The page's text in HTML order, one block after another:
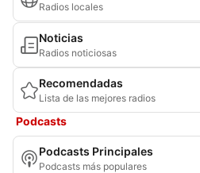
Radios locales
Noticias
Radios noticiosas
Recomendadas
Lista de las mejores radios
Podcasts
Podcasts Principales
Podcasts más populares